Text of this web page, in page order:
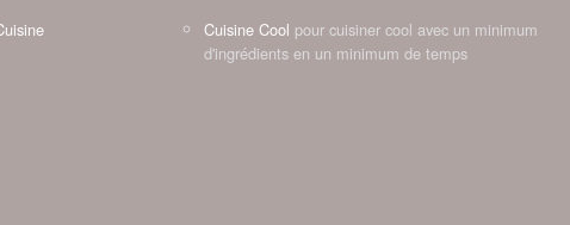
Cuisine Cool pour cuisiner cool avec un minimum
d'ingrédients en un minimum de temps